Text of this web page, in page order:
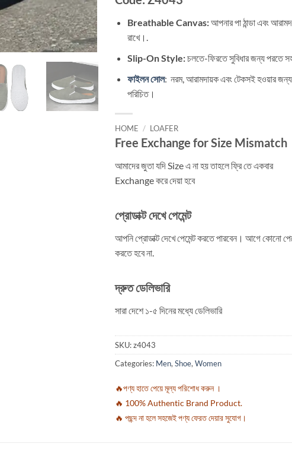
Breathable Canvas:আপনার পা ঠান্ডা এবং
রাখে।.
Slip-On Style:চলতে-ফিরতে সুবিধার জন্য পরতে
ফাইলন সোল: নরম, আরামদায়ক এবং টেকসই হওয়ার জন্য
পরিচিত।
HOME / LOAFER
Free Exchange for Size Mismatch
আমাদের জুতা যদি Size এ না হয় তাহলে ফ্রি তে একবার
Exchange করে দেয়া হবে
প্রোডাক্ট দেখে পেমেন্ট
আপনি প্রোডাক্ট দেখে পেমেন্ট করতে পারবেন। আগে কোনো
করতে হবে না.
দ্রুত ডেলিভারি
সারা দেশে ১-৫ দিনের মধ্যে ডেলিভারি
SKU:z4043
Categories: Men,Shoe,Women
🔥পণ্য হাতে পেয়ে মূল্য পরিশোধ করুন ।
🔥 100% Authentic Brand Product.
🔥 পছন্দ না হলে সহজেই পণ্য ফেরত দেয়ার সুযোগ।